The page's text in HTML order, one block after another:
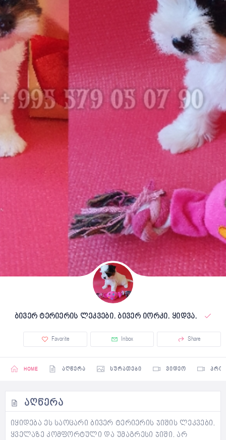
ბივერ ტერიერის ლეკვები. ბივერ იორკი. ყიდვა.
Favorite Inbox Share
HOME ᲐᲦᲬᲔᲠᲐ ᲡᲣᲠᲐᲗᲔᲑᲘ ᲕᲘᲓᲔᲝ
ᲐᲦᲬᲔᲠᲐ
იყიდება ეს საოცარი ბივერ ტერიერის ჯიშის ლეკვები.
ყველაზე კომფორტული და უმაგრესი ჯიში. არ